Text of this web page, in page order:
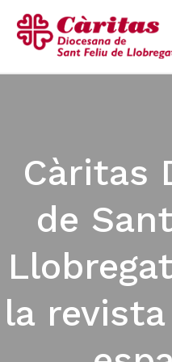
Càritas
de
la